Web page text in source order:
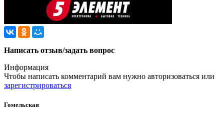
Написать отзыв/задать вопрос
Информация
Чтобы написать комментарий вам нужно авторизоваться или
зарегистрироваться
Гомельская